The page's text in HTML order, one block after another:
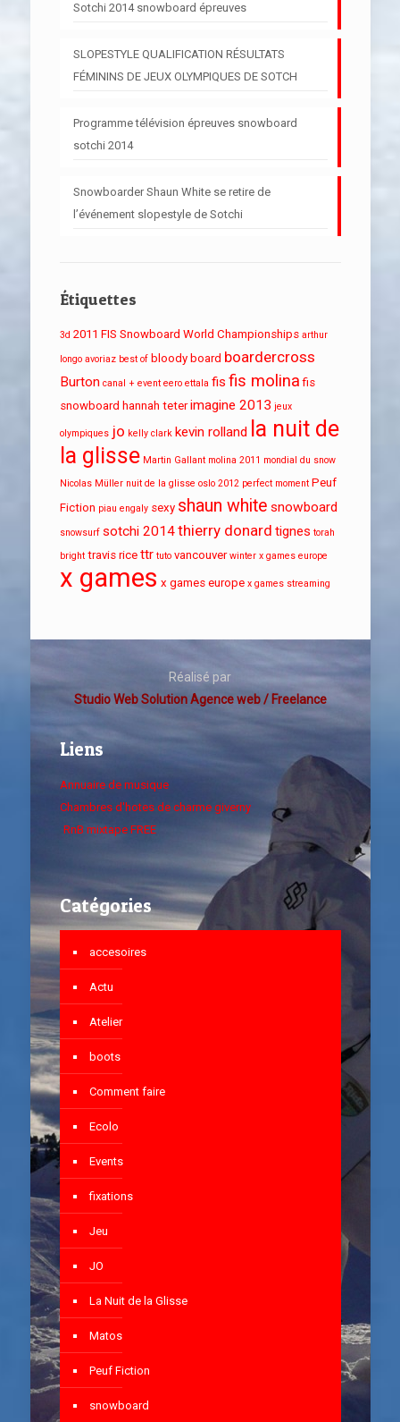
Sotchi 2014 snowboard épreuves
SLOPESTYLE QUALIFICATION RÉSULTATS
FÉMININS DE JEUX OLYMPIQUES DE SOTCH
Programme télévision épreuves snowboard
sotchi 2014
Snowboarder Shaun White se retire de
l’événement slopestyle de Sotchi
Étiquettes
3d 2011 FIS Snowboard World Championships arthur
longo avoriaz best of bloody board boardercross
Burton canal + event eero ettala fis fis molina fis
snowboard hannah teter imagine 2013 jeux
olympiques jo kelly clark kevin rolland la nuit de
la glisse Martin Gallant molina 2011 mondial du snow
Nicolas Müller nuit de la glisse oslo 2012 perfect moment Peuf
Fiction piau engaly sexy shaun white snowboard
snowsurf sotchi 2014thierry donard tignes torah
bright travis rice ttr tuto vancouver winter x games europe
x games x games europe x games streaming
Réalisé par
Studio Web Solution Agence web / Freelance
Liens
Annuaire de musique
Chambres d'hotes de charme giverny
RnB mixtape FREE
Catégories
accesoires
Actu
Atelier
boots
Comment faire
Ecolo
Events
fixations
Jeu
JO
La Nuit de la Glisse
Matos
Peuf Fiction
snowboard